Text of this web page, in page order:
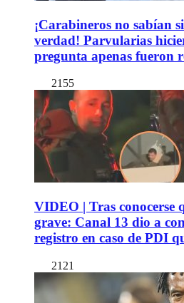
¡Carabineros no sabían
verdad! Parvularias
pregunta apenas fueron
2155
VIDEO | Tras conocerse
grave: Canal 13 dio a
registro en caso de PDI
2121